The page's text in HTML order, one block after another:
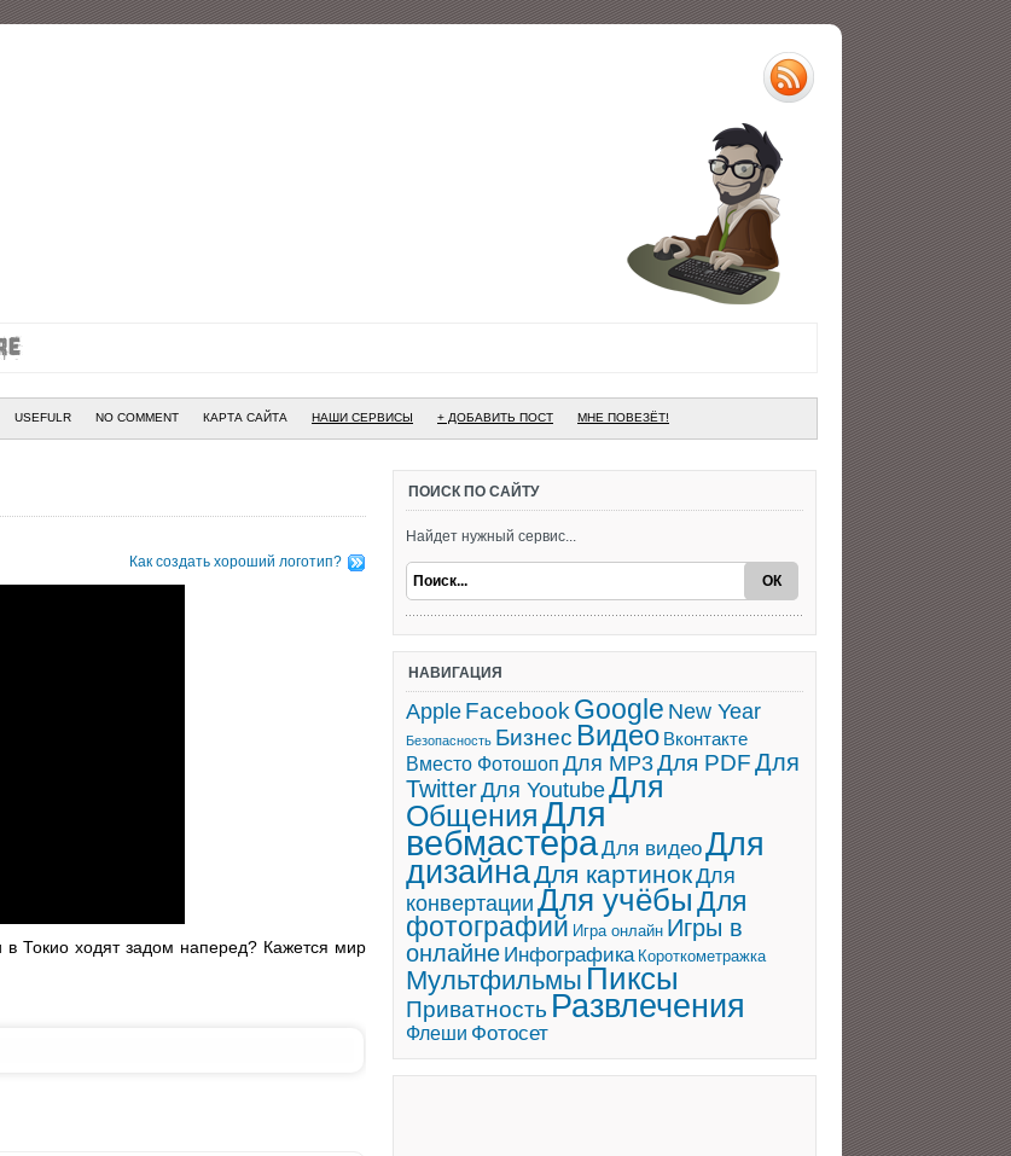
USEFULR NO COMMENT КАРТА САЙТА НАШИ СЕРВИСЫ + ДОБАВИТЬ ПОСТ МНЕ ПОВЕЗЁТ!
Как создать хороший логотип?
Токио ходят задом наперед? Кажется мир
ПОИСК ПО САЙТУ
Найдет нужный сервис...
НАВИГАЦИЯ
Apple Facebook Google New Year
Безопасность Бизнес Видео Вконтакте
Вместо Фотошоп Для MP3Для PDFДля
TwitterДля YoutubeДля
ОбщенияДля
вебмастераДля видеоДля
дизайнаДля картинокДля
конвертацииДля учёбы Для
фотографий Игра онлайн Игры в
онлайне Инфографика Короткометражка
Мультфильмы Пиксы
Приватность Развлечения
Флеши Фотосет